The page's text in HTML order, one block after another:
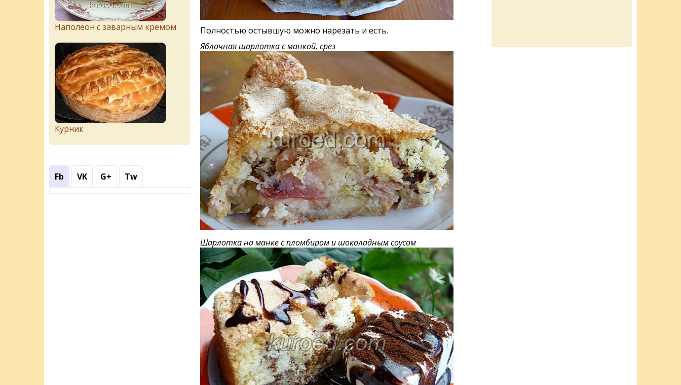
Полностью остывшую можно нарезать и есть.
Яблочная шарлотка с манкой, срез
Шарлотка на манке с пломбиром и шоколадным соусом
Наполеон с заварным кремом
Курник
Fb VK G+ Tw